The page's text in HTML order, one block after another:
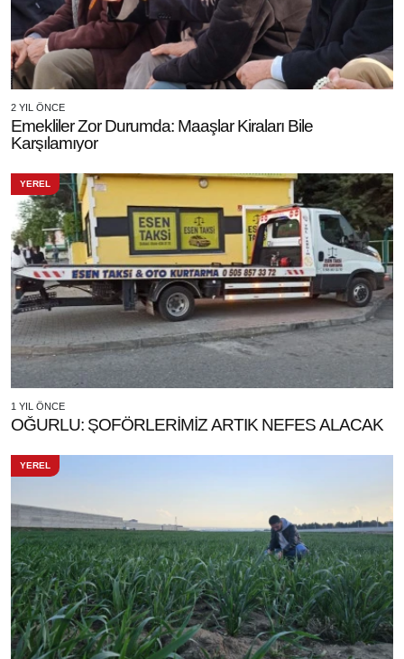
2 YIL ÖNCE
Emekliler Zor Durumda: Maaşlar Kiraları Bile
Karşılamıyor
YEREL
1 YIL ÖNCE
OĞURLU: ŞOFÖRLERİMİZ ARTIK NEFES ALACAK
YEREL